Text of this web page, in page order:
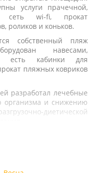
услуги прачечной,
сеть wi-fi, прокат
роликов и коньков.
собственный пляж
навесами,
есть кабинки для
пляжных ковриков
разработал лечебные
и снижению
диетической